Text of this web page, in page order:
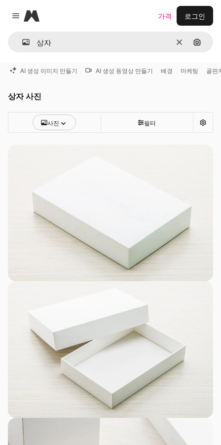
Close menu
Magnific
지우기이미지
가격 로그인
AI 생성 이미지 만들기 AI 생성 동영상 만들기 배경 마케팅 골판
상자 사진
사진 필터